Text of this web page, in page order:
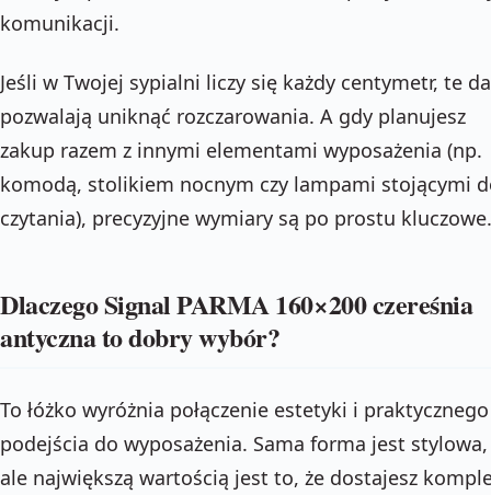
komunikacji.
Jeśli w Twojej sypialni liczy się każdy centymetr, te
pozwalają uniknąć rozczarowania. A gdy planujesz
zakup razem z innymi elementami wyposażenia (np.
komodą, stolikiem nocnym czy lampami stojącymi
czytania), precyzyjne wymiary są po prostu kluczowe.
Dlaczego Signal PARMA 160×200 czereśnia
antyczna to dobry wybór?
To łóżko wyróżnia połączenie estetyki i praktycznego
podejścia do wyposażenia. Sama forma jest stylowa,
ale największą wartością jest to, że dostajesz